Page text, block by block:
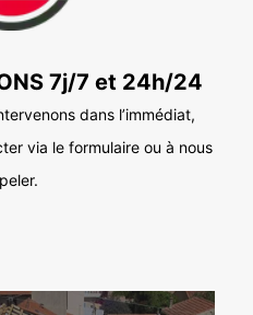
7j/7 et 24h/24
dans l’immédiat,
via le formulaire ou à nous